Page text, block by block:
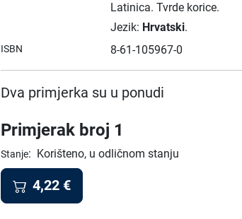
Latinica. Tvrde korice.
Jezik: Hrvatski.
ISBN 8-61-105967-0
Dva primjerka su u ponudi
Primjerak broj 1
Stanje: Korišteno, u odličnom stanju
4,22 €